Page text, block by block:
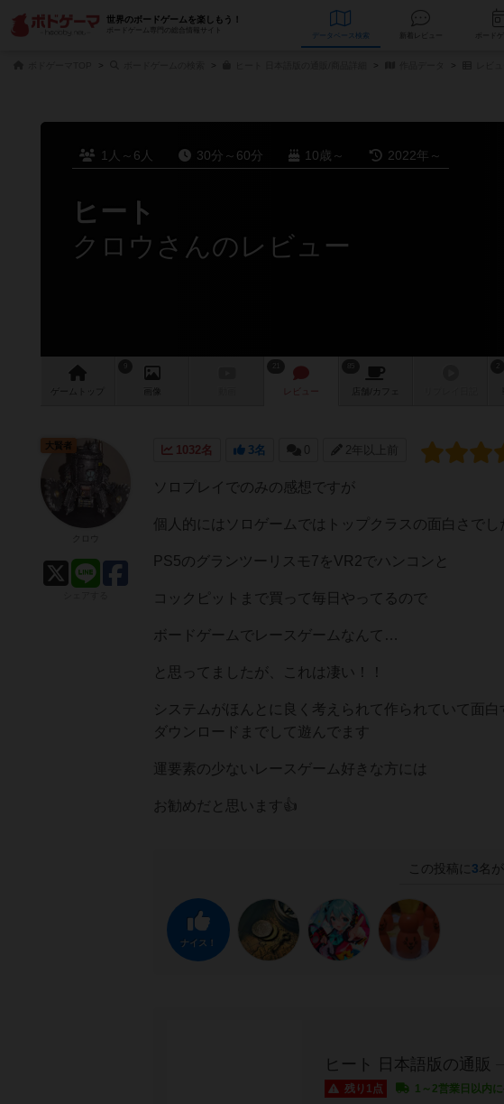
世界のボードゲームを楽しもう！
ボードゲーム専門の総合情報サイト
データベース
1人～6人 30分～60分 10歳～ 2022年～
ヒート
クロウさんのレビュー
ゲーム 画像 レビュー 店舗/ カフェ
1032名 3名 0 2年以上前
ソロプレイでのみの感想ですが
個人的にはソロゲームではトップクラスの面白さでし
PS5のグランツーリスモ7をVR2でハンコンと
コックピットまで買って毎日やってるので
ボードゲームでレースゲームなんて…
と思ってましたが、これは凄い！！
システムがほんとに良く考えられて作られていて面
ダウンロードまでして遊んでます
運要素の少ないレースゲーム好きな方には
お勧めだと思います︎︎👍
この投稿に 3名が
ナイス！
ヒート 日本語版の通販
残り1点 1～2営業日以内
大賢者